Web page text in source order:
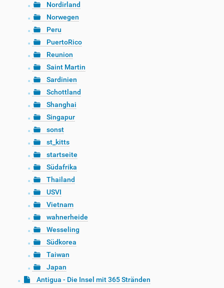
Nordirland
Norwegen
Peru
PuertoRico
Reunion
Saint Martin
Sardinien
Schottland
Shanghai
Singapur
sonst
st_kitts
startseite
Südafrika
Thailand
USVI
Vietnam
wahnerheide
Wesseling
Südkorea
Taiwan
Japan
Antigua - Die Insel mit 365 Stränden